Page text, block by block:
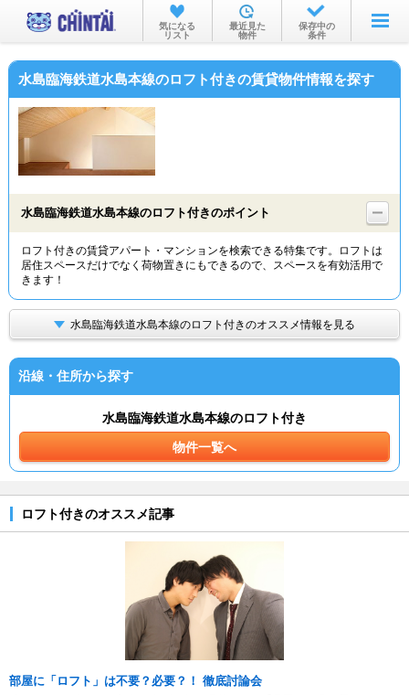
お部屋を探す
沿線・駅から
物件特集から
TOP
気になる
リスト
最近見た
物件
保存中の
条件
水島臨海鉄道水島本線のロフト付きの賃貸物件情報を探す
水島臨海鉄道水島本線のロフト付きのポイント
ロフト付きの賃貸アパート・マンションを検索できる特集です。ロフトは
居住スペースだけでなく荷物置きにもできるので、スペースを有効活用で
きます！
水島臨海鉄道水島本線のロフト付きのオススメ情報を見る
沿線・住所から探す
水島臨海鉄道水島本線のロフト付き
物件一覧へ
ロフト付きのオススメ記事
部屋に「ロフト」は不要？必要？！ 徹底討論会